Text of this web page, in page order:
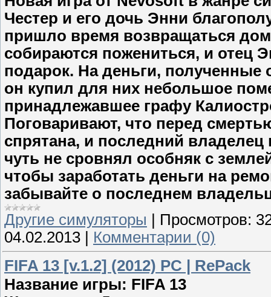
Честер и его дочь Энни
пришло время возвращаться
собираются пожениться, и отец
подарок. На деньги,
он купил для них небольшое
принадлежавшее графу
Поговаривают, что перед
спрятана, и последний
чуть не сровнял особняк с
чтобы заработать деньги на
забывайте о последнем
Другие симуляторы
Просмотров:
04.02.2013
Комментарии (0)
FIFA 13 [v.1.2] (2012) PC | RePack
Название игры: FIFA 13